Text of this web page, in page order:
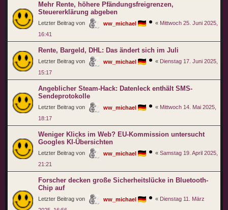
Mehr Rente, höhere Pfändungsfreigrenzen,
Steuererklärung abgeben
Letzter Beitrag von ww_michael « Mittwoch 25. Juni 2025,
16:41
Rente, Bargeld, DHL: Das ändert sich im Juli
Letzter Beitrag von ww_michael « Dienstag 17. Juni 2025,
15:17
Angeblicher Steam-Hack: Datenleck enthält SMS-
Sendeprotokolle
Letzter Beitrag von ww_michael « Mittwoch 14. Mai 2025,
18:17
Weniger Klicks im Web? EU-Kommission untersucht
Googles KI-Übersichten
Letzter Beitrag von ww_michael « Samstag 19. April 2025,
21:21
Forscher decken große Sicherheitslücke in Bluetooth-
Chip auf
Letzter Beitrag von ww_michael « Dienstag 11. März